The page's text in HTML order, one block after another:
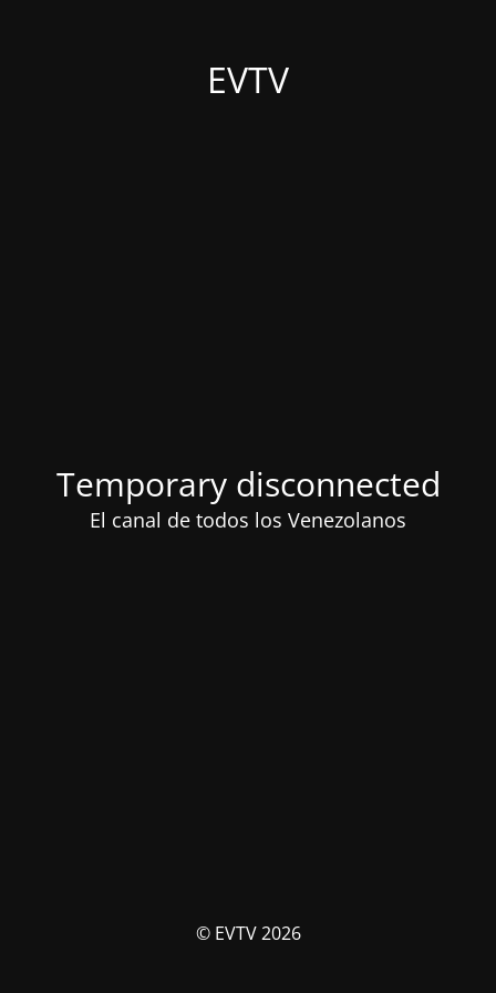
EVTV
Temporary disconnected
El canal de todos los Venezolanos
© EVTV 2026